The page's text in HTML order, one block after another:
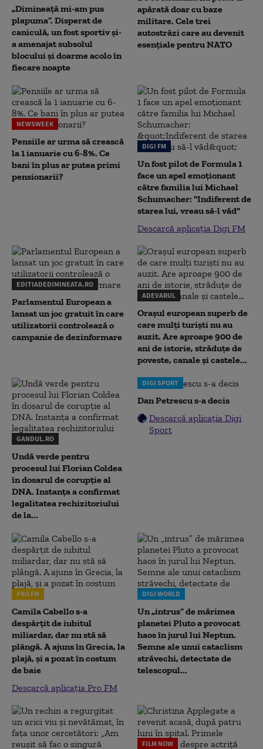
„Dimineață mi-am pus
plapuma”. Disperat de
caniculă, un fost sportiv și-
a amenajat subsolul
blocului și doarme acolo în
fiecare noapte
apărată doar cu baze
militare. Cele trei
autostrăzi care au devenit
esențiale pentru NATO
NEWSWEEK
Pensiile ar urma să crească
la 1 ianuarie cu 6-8%. Ce
bani în plus ar putea primi
pensionarii?
DIGI FM
Un fost pilot de Formula 1
face un apel emoționant
către familia lui Michael
Schumacher: "Indiferent de
starea lui, vreau să-l văd"
Descarcă aplicația Digi FM
EDITIADEDIMINEATA.RO
Parlamentul European a
lansat un joc gratuit în care
utilizatorii controlează o
campanie de dezinformare
ADEVARUL
Orașul european superb de
care mulți turiști nu au
auzit. Are aproape 900 de
ani de istorie, străduțe de
poveste, canale și castele...
GANDUL.RO
Undă verde pentru
procesul lui Florian Coldea
în dosarul de corupție al
DNA. Instanța a confirmat
legalitatea rechizitoriului
de la...
DIGI SPORT
Dan Petrescu s-a decis
Descarcă aplicația Digi
Sport
PRO FM
Camila Cabello s-a
despărțit de iubitul
miliardar, dar nu stă să
plângă. A ajuns în Grecia, la
plajă, și a pozat în costum
de baie
Descarcă aplicația Pro FM
DIGI WORLD
Un „intrus” de mărimea
planetei Pluto a provocat
haos în jurul lui Neptun.
Semne ale unui cataclism
străvechi, detectate de
telescopul...
FILM NOW